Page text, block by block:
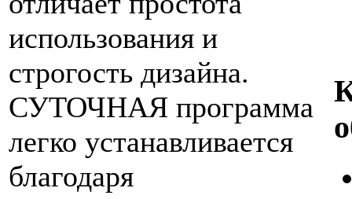
использования и
строгость дизайна.
СУТОЧНАЯ программа
легко устанавливается
благодаря